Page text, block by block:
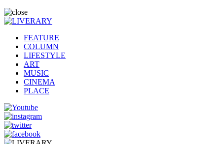
FEATURE
COLUMN
LIFESTYLE
ART
MUSIC
CINEMA
PLACE